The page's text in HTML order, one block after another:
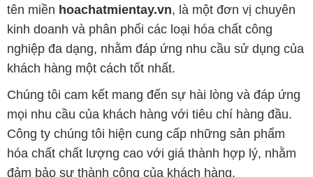
tên miền hoachatmientay.vn, là một đơn vị chuyên
kinh doanh và phân phối các loại hóa chất công
nghiệp đa dạng, nhằm đáp ứng nhu cầu sử dụng của
khách hàng một cách tốt nhất.
Chúng tôi cam kết mang đến sự hài lòng và đáp ứng
mọi nhu cầu của khách hàng với tiêu chí hàng đầu.
Công ty chúng tôi hiện cung cấp những sản phẩm
hóa chất chất lượng cao với giá thành hợp lý, nhằm
đảm bảo sự thành công của khách hàng.